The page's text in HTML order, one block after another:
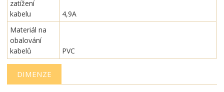
zatížení
kabelu
4,9A
Materiál na
obalování
kabelů
PVC
DIMENZE